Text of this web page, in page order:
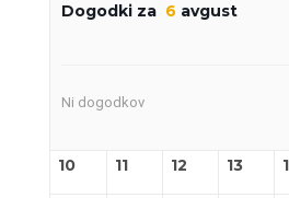
Dogodki za 6 avgust
Ni dogodkov
10 11 12 13